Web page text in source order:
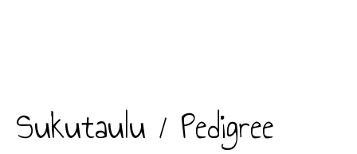
Sukutaulu / Pedigree